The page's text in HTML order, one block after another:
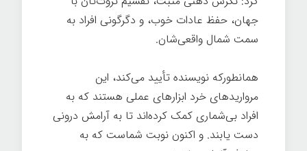
جهان، حفظ عادات خوب، و دگرگونی افراد به
سمت شمال واقعی‌شان.
همانطورکه نویسنده تأیید می‌کند، این
مرواریدهای خرد ابزارهای عملی هستند که به
افراد بی‌شماری کمک کرده‌اند تا به آرامش درونی
دست یابند. و اکنون نوبت شماست که به